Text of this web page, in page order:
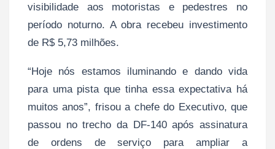
visibilidade aos motoristas e pedestres no
período noturno. A obra recebeu investimento
de R$ 5,73 milhões.
“Hoje nós estamos iluminando e dando vida
para uma pista que tinha essa expectativa há
muitos anos”, frisou a chefe do Executivo, que
passou no trecho da DF-140 após assinatura
de ordens de serviço para ampliar a